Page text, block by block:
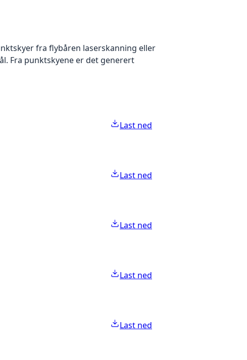
fra flybåren laserskanning eller
Fra punktskyene er det generert
Last ned
Last ned
Last ned
Last ned
Last ned